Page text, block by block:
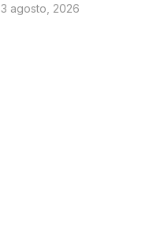
3 agosto, 2026